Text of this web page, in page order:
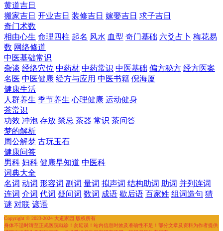
黄道吉日
搬家吉日 开业吉日 装修吉日 嫁娶吉日 求子吉日
奇门术数
相由心生 命理四柱 起名 风水 血型 奇门基础 六爻占卜 梅花易
数 网络修道
中医基础常识
杂谈 经络穴位 中药材 中药常识 中医基础 偏方秘方 经方医案
名医 中医健康 经方与应用 中医书籍 倪海厦
健康生活
人群养生 季节养生 心理健康 运动健身
茶常识
功效 冲泡 存放 禁忌 茶器 常识 茶问答
梦的解析
周公解梦 古玩玉石
健康问答
男科 妇科 健康早知道 中医科
词典大全
名词 动词 形容词 副词 量词 拟声词 结构助词 助词 并列连词
连词 介词 代词 疑问词 数词 成语 歇后语 百家姓 组词造句 猜
谜 对联 谚语
Copyright © 2023-2024 大道家园 版权所有
身体不适时请至正规医院就诊！勿延误！站内信息时效及准确性不足！部分文章及资料为作者提供